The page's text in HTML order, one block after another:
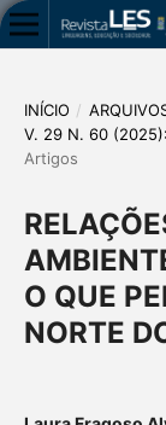
INÍCIO /
V. 29 N. 60 (2025):
Artigos
O QUE
NORTE